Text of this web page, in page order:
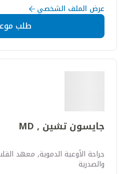
عرض الملف الشخصي
طلب
جايسون تشين , MD
جراحة الأوعية الدموية, معهد
والصدرية